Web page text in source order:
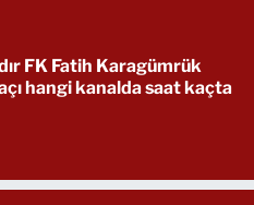
FK Fatih Karagümrük
hangi kanalda saat kaçta